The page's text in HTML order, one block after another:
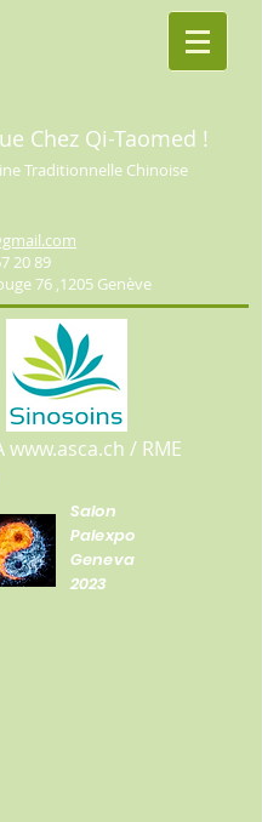
Chez Qi-Taomed !
Traditionnelle Chinoise
20 89
76 ,1205 Genève
www.asca.ch / RME
Salon
Palexpo
Geneva
2023